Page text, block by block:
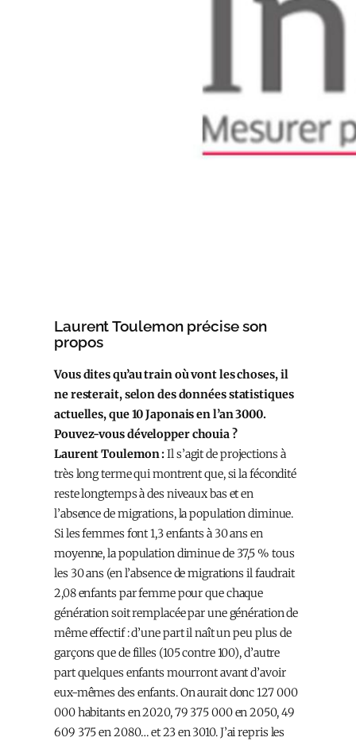
Laurent Toulemon précise son
propos
Vous dites qu’au train où vont les choses, il
ne resterait, selon des données statistiques
actuelles, que 10 Japonais en l’an 3000.
Pouvez-vous développer chouia ?
Laurent Toulemon :Il s’agit de projections à
très long terme qui montrent que, si la fécondité
reste longtemps à des niveaux bas et en
l’absence de migrations, la population diminue.
Si les femmes font 1,3 enfants à 30 ans en
moyenne, la population diminue de 37,5 % tous
les 30 ans (en l’absence de migrations il faudrait
2,08 enfants par femme pour que chaque
génération soit remplacée par une génération de
même effectif : d’une part il naît un peu plus de
garçons que de filles (105 contre 100), d’autre
part quelques enfants mourront avant d’avoir
eux-mêmes des enfants. On aurait donc 127 000
000 habitants en 2020, 79 375 000 en 2050, 49
609 375 en 2080… et 23 en 3010. J’ai repris les